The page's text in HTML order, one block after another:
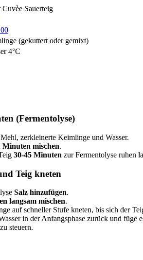
Cuvèe Sauerteig
(gekuttert oder gemixt)
4°C
(Fermentolyse)
zerkleinerte Keimlinge und Wasser.
Minuten mischen.
30-45 Minuten zur Fermentolyse ruhen
Teig kneten
Salz hinzufügen.
langsam mischen.
auf schneller Stufe kneten, bis sich der
in der Anfangsphase zurück und
steuern.